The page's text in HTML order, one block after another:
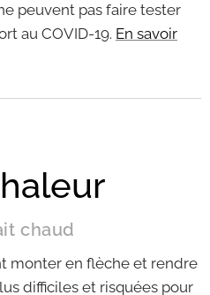
peuvent pas faire tester
au COVID-19. En savoir
chaud
monter en flèche et rendre
difficiles et risquées pour